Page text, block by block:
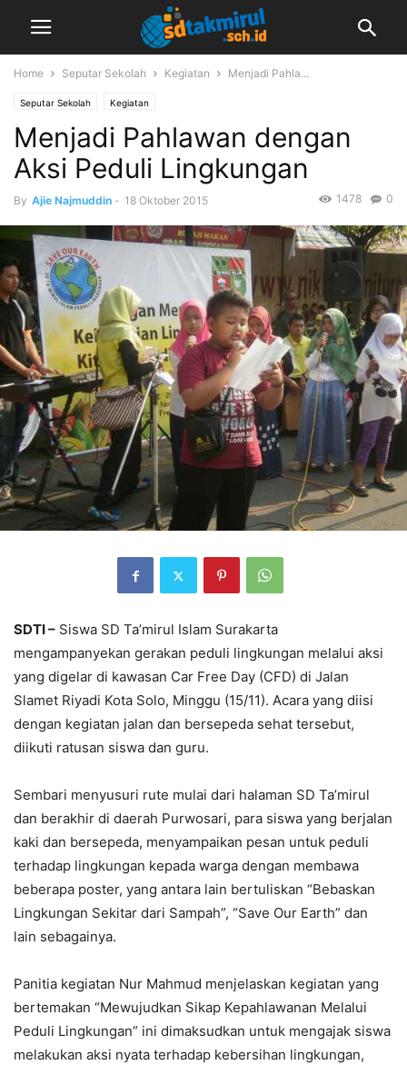
Home Seputar Sekolah Kegiatan Menjadi Pahla...
Seputar Sekolah Kegiatan
Menjadi Pahlawan dengan
Aksi Peduli Lingkungan
By Ajie Najmuddin - 18 Oktober 2015 0
1478
SDTI – Siswa SD Ta’mirul Islam Surakarta
mengampanyekan gerakan peduli lingkungan melalui aksi
yang digelar di kawasan Car Free Day (CFD) di Jalan
Slamet Riyadi Kota Solo, Minggu (15/11). Acara yang diisi
dengan kegiatan jalan dan bersepeda sehat tersebut,
diikuti ratusan siswa dan guru.
Sembari menyusuri rute mulai dari halaman SD Ta’mirul
dan berakhir di daerah Purwosari, para siswa yang berjalan
kaki dan bersepeda, menyampaikan pesan untuk peduli
terhadap lingkungan kepada warga dengan membawa
beberapa poster, yang antara lain bertuliskan “Bebaskan
Lingkungan Sekitar dari Sampah”, “Save Our Earth” dan
lain sebagainya.
Panitia kegiatan Nur Mahmud menjelaskan kegiatan yang
bertemakan “Mewujudkan Sikap Kepahlawanan Melalui
Peduli Lingkungan” ini dimaksudkan untuk mengajak siswa
melakukan aksi nyata terhadap kebersihan lingkungan,